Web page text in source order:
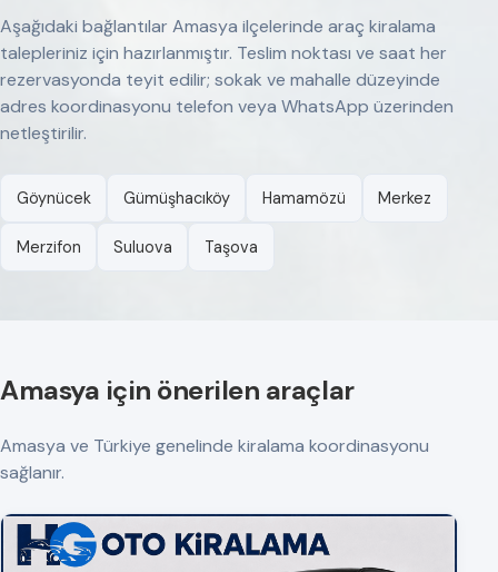
Aşağıdaki bağlantılar Amasya ilçelerinde araç kiralama
talepleriniz için hazırlanmıştır. Teslim noktası ve saat her
rezervasyonda teyit edilir; sokak ve mahalle düzeyinde
adres koordinasyonu telefon veya WhatsApp üzerinden
netleştirilir.
Göynücek Gümüşhacıköy Hamamözü Merkez
Merzifon Suluova Taşova
Amasya için önerilen araçlar
Amasya ve Türkiye genelinde kiralama koordinasyonu
sağlanır.